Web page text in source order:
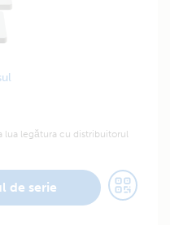
lua legătura cu distribuitorul
de serie